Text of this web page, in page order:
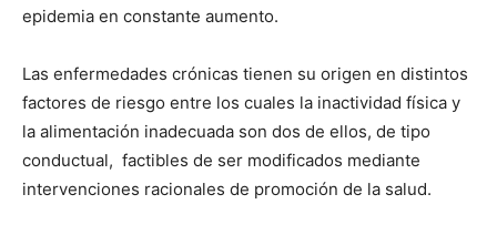
epidemia en constante aumento.
Las enfermedades crónicas tienen su origen en distintos
factores de riesgo entre los cuales la inactividad física y
la alimentación inadecuada son dos de ellos, de tipo
conductual, factibles de ser modificados mediante
intervenciones racionales de promoción de la salud.